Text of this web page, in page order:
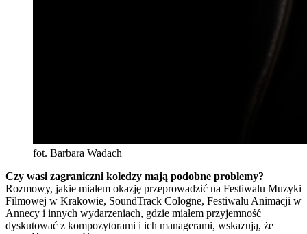
fot. Barbara Wadach
Czy wasi zagraniczni koledzy mają podobne problemy?
Rozmowy, jakie miałem okazję przeprowadzić na Festiwalu Muzyki
Filmowej w Krakowie, SoundTrack Cologne, Festiwalu Animacji w
Annecy i innych wydarzeniach, gdzie miałem przyjemność
dyskutować z kompozytorami i ich managerami, wskazują, że